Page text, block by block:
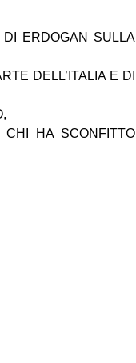
ERDOGAN SULLA
DELL’ITALIA E DI
CHI HA SCONFITTO